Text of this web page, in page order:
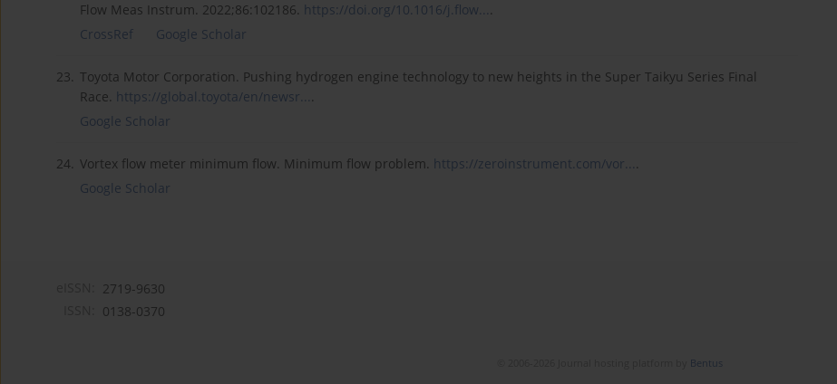
Flow Meas Instrum. 2022;86:102186. https://doi.org/10.1016/j.flow....
CrossRef
Google Scholar
23. Toyota Motor Corporation. Pushing hydrogen engine technology to new heights in the Super Taikyu Series Final
Race. https://global.toyota/en/newsr....
Google Scholar
24. Vortex flow meter minimum flow. Minimum flow problem. https://zeroinstrument.com/vor....
Google Scholar
2719-9630
0138-0370
Bentus